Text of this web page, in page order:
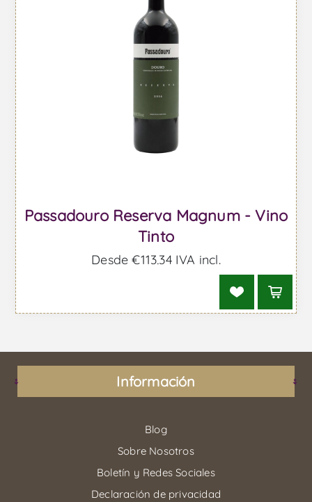
Passadouro Reserva Magnum - Vino
Tinto
Desde €113,34 IVA incl.
Información
Blog
Sobre Nosotros
Boletín y Redes Sociales
Declaración de privacidad